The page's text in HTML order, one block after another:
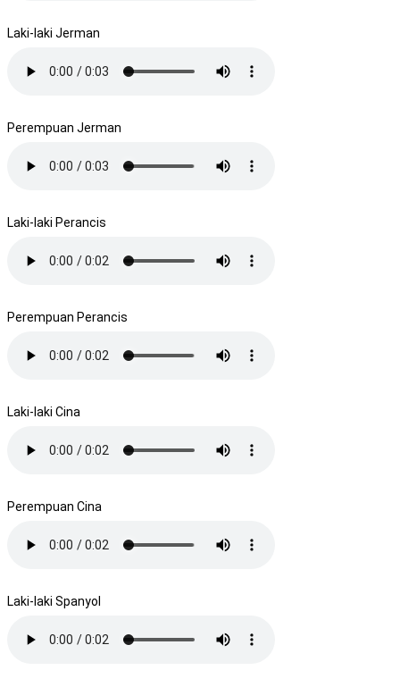
Laki-laki Jerman
Perempuan Jerman
Laki-laki Perancis
Perempuan Perancis
Laki-laki Cina
Perempuan Cina
Laki-laki Spanyol